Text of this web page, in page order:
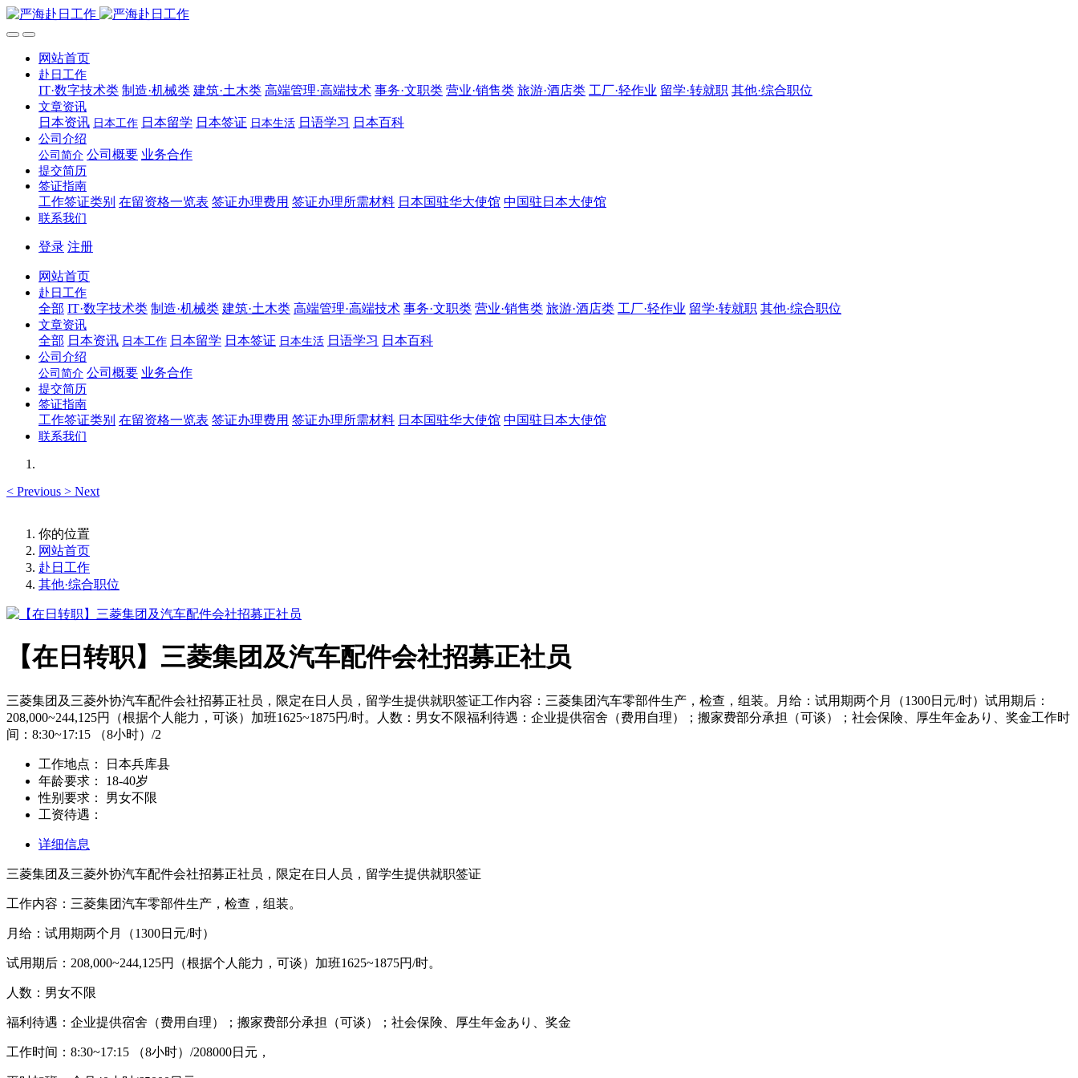
网站首页
赴日工作
IT·数字技术类 制造·机械类 建筑·土木类 高端管理·高端技术 事务·文职类 营业·销售类 旅游·酒店类 工厂·轻作业 留学·转就职 其他·综合职位
文章资讯
日本资讯 日本工作 日本留学 日本签证 日本生活 日语学习 日本百科
公司介绍
公司简介 公司概要 业务合作
提交简历
签证指南
工作签证类别 在留资格一览表 签证办理费用 签证办理所需材料 日本国驻华大使馆 中国驻日本大使馆
联系我们
登录 注册
网站首页
赴日工作
全部 IT·数字技术类 制造·机械类 建筑·土木类 高端管理·高端技术 事务·文职类 营业·销售类 旅游·酒店类 工厂·轻作业 留学·转就职 其他·综合职位
文章资讯
全部 日本资讯 日本工作 日本留学 日本签证 日本生活 日语学习 日本百科
公司介绍
公司简介 公司概要 业务合作
提交简历
签证指南
工作签证类别 在留资格一览表 签证办理费用 签证办理所需材料 日本国驻华大使馆 中国驻日本大使馆
联系我们
< Previous > Next
你的位置
网站首页
赴日工作
其他·综合职位
【在日转职】三菱集团及汽车配件会社招募正社员
三菱集团及三菱外协汽车配件会社招募正社员，限定在日人员，留学生提供就职签证工作内容：三菱集团汽车零部件生产，检查，组装。月给：试用期两个月（1300日元/时）试用期后：
208,000~244,125円（根据个人能力，可谈）加班1625~1875円/时。人数：男女不限福利待遇：企业提供宿舍（费用自理）；搬家费部分承担（可谈）；社会保険、厚生年金あり、奖金工作时
间：8:30~17:15 （8小时）/2
工作地点：
日本兵库县
年龄要求：
18-40岁
性别要求：
男女不限
工资待遇：
详细信息
三菱集团及三菱外协汽车配件会社招募正社员，限定在日人员，留学生提供就职签证
工作内容：三菱集团汽车零部件生产，检查，组装。
月给：试用期两个月（1300日元/时）
试用期后：208,000~244,125円（根据个人能力，可谈）加班1625~1875円/时。
人数：男女不限
福利待遇：企业提供宿舍（费用自理）；搬家费部分承担（可谈）；社会保険、厚生年金あり、奖金
工作时间：8:30~17:15 （8小时）/208000日元，